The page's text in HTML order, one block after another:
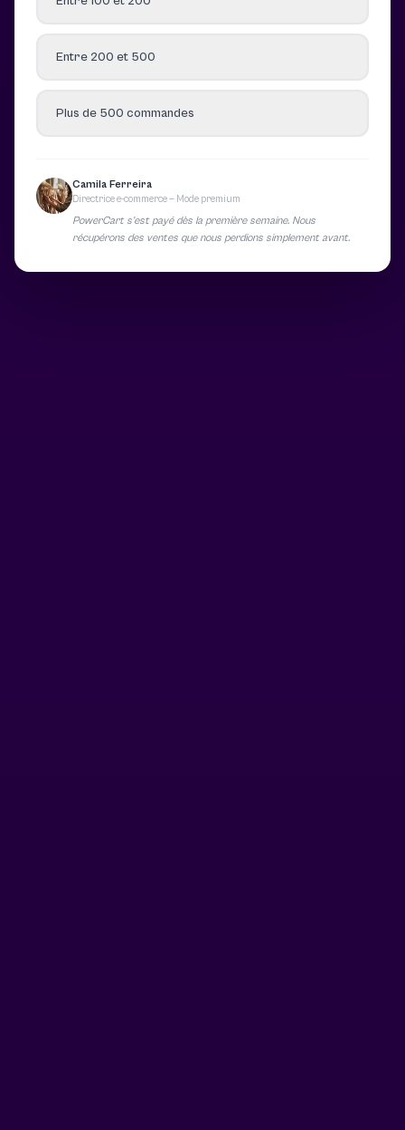
Entre 200 et 500
Plus de 500 commandes
Camila Ferreira
Directrice e-commerce — Mode premium
PowerCart s’est payé dès la première semaine. Nous
récupérons des ventes que nous perdions simplement avant.